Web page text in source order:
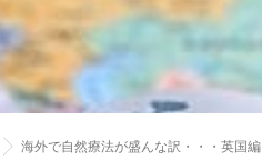
海外で自然療法が盛んな訳・・・英国編